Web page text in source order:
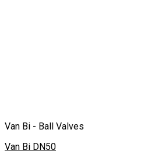
Van Bi - Ball Valves
Van Bi DN50